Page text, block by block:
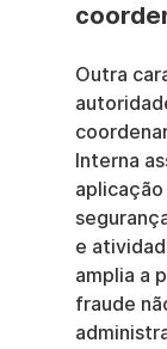
Outra
Interna
e
amplia a
fraude